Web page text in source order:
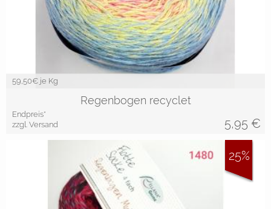
59,50€ je Kg
Regenbogen recyclet
Endpreis*
zzgl. Versand
5,95 €
25%